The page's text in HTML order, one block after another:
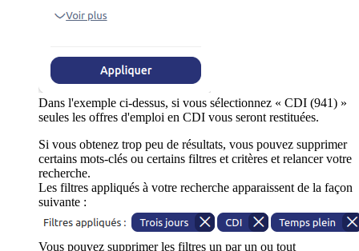
Dans l'exemple ci-dessus, si vous sélectionnez « CDI (941) »
seules les offres d'emploi en CDI vous seront restituées.
Si vous obtenez trop peu de résultats, vous pouvez supprimer
certains mots-clés ou certains filtres et critères et relancer votre
recherche.
Les filtres appliqués à votre recherche apparaissent de la façon
suivante :
Vous pouvez supprimer les filtres un par un ou tout